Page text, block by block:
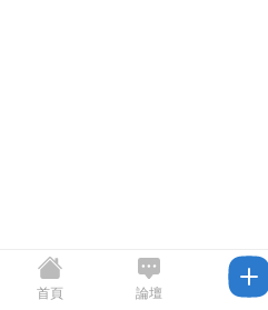
首頁 論壇